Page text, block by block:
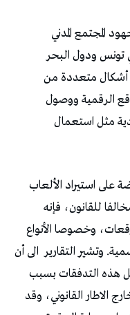
المجتمع المدني
تونس ودول البحر
أشكال متعددة من
الرقمية ووصول
مثل استعمال
على استيراد الألعاب
للقانون، فإنه
وخصوصا الأنواع
وتشير التقارير الى أن
هذه التدفقات بسبب
الاطار القانوني، وقد